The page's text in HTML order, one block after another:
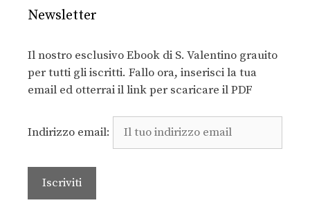
Newsletter
Il nostro esclusivo Ebook di S. Valentino grauito
per tutti gli iscritti. Fallo ora, inserisci la tua
email ed otterrai il link per scaricare il PDF
Indirizzo email: